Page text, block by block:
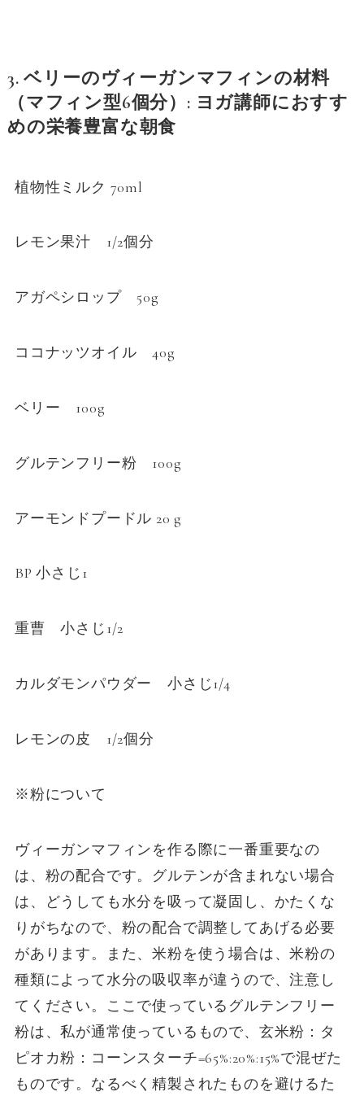
3.ベリーのヴィーガンマフィンの材料
（マフィン型6個分）: ヨガ講師におすす
めの栄養豊富な朝食
植物性ミルク 70ml
レモン果汁 1/2個分
アガペシロップ 50g
ココナッツオイル 40g
ベリー 100g
グルテンフリー粉 100g
アーモンドプードル 20 g
BP 小さじ1
重曹 小さじ1/2
カルダモンパウダー 小さじ1/4
レモンの皮 1/2個分
※粉について
ヴィーガンマフィンを作る際に一番重要なの
は、粉の配合です。グルテンが含まれない場合
は、どうしても水分を吸って凝固し、かたくな
りがちなので、粉の配合で調整してあげる必要
があります。また、米粉を使う場合は、米粉の
種類によって水分の吸収率が違うので、注意し
てください。ここで使っているグルテンフリー
粉は、私が通常使っているもので、玄米粉：タ
ピオカ粉：コーンスターチ=65%:20%:15%で混ぜた
ものです。なるべく精製されたものを避けるた